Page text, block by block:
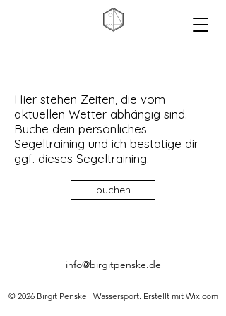
Hier stehen Zeiten, die vom
aktuellen Wetter abhängig sind.
Buche dein persönliches
Segeltraining und ich bestätige dir
ggf. dieses Segeltraining.
buchen
info@birgitpenske.de
© 2026 Birgit Penske I Wassersport. Erstellt mit Wix.com